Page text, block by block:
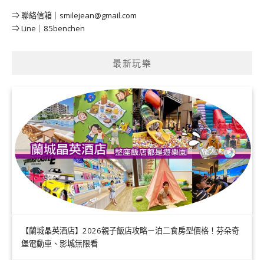
⇒ 聯絡信箱｜ smilejean@gmail.com
⇒ Line｜85benchen
最新玩樂
【蘭城晶英酒店】2026親子飯店攻略ㄧ泊二食房型價格！芬朵奇
堡電動車、影城無限看